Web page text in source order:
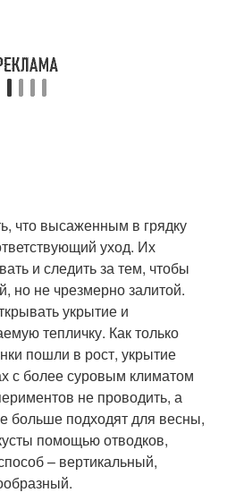
что высаженным в грядку
уход. Их
и следить за тем, чтобы
но не чрезмерно залитой.
укрытие и
тепличку. Как только
пошли в рост, укрытие
с более суровым климатом
не проводить, а
больше подходят для весны,
помощью отводков,
– вертикальный,